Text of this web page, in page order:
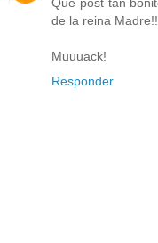
Que post tan
de la reina
Muuuack!
Responder